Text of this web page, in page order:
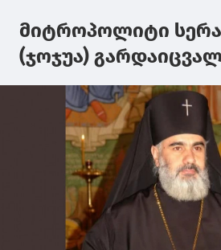
მიტროპოლიტი
(ჯოჯუა)